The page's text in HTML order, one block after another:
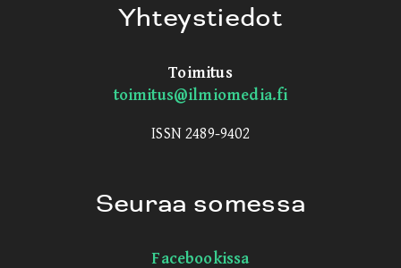
Yhteystiedot
Toimitus
toimitus@ilmiomedia.fi
ISSN 2489-9402
Seuraa somessa
Facebookissa